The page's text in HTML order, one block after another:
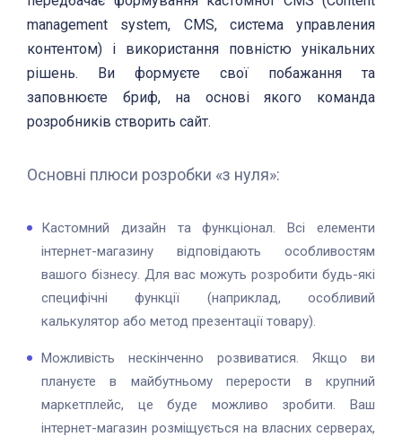
management system, CMS, система управления
контентом) і використання повністю унікальних
рішень. Ви формуєте свої побажання та
заповнюєте бриф, на основі якого команда
розробників створить сайт.
Основні плюси розробки «з нуля»:
Кастомний дизайн та функціонал. Всі елементи
інтернет-магазину відповідають особливостям
вашого бізнесу. Для вас можуть розробити будь-які
специфічні функції (наприклад, особливий
калькулятор або метод презентації товару).
Можливість нескінченно розвиватися. Якщо ви
плануєте в майбутньому перерости в крупний
маркетплейс, це буде можливо зробити. Ваш
інтернет-магазин розміщується на власних серверах,